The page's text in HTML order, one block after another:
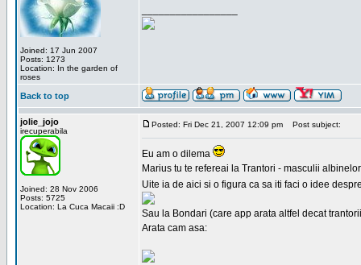
Joined: 17 Jun 2007
Posts: 1273
Location: In the garden of
roses
Back to top
jolie_jojo
irecuperabila
Joined: 28 Nov 2006
Posts: 5725
Location: La Cuca Macaii :D
Posted: Fri Dec 21, 2007 12:09 pm Post subject:
Eu am o dilema
Marius tu te refereai la Trantori - masculii
Uite ia de aici si o figura ca sa iti faci o idee
Sau la Bondari (care app arata altfel decat
Arata cam asa: